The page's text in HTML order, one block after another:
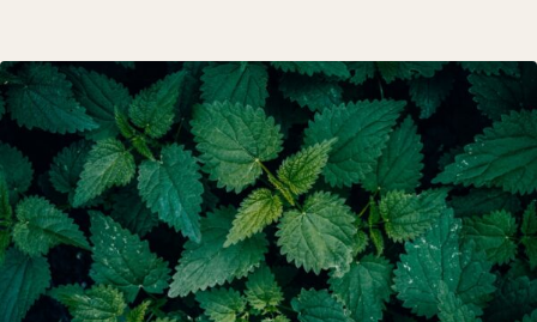
Dlaczego pokrzywa jest lepsza od szpinaku?